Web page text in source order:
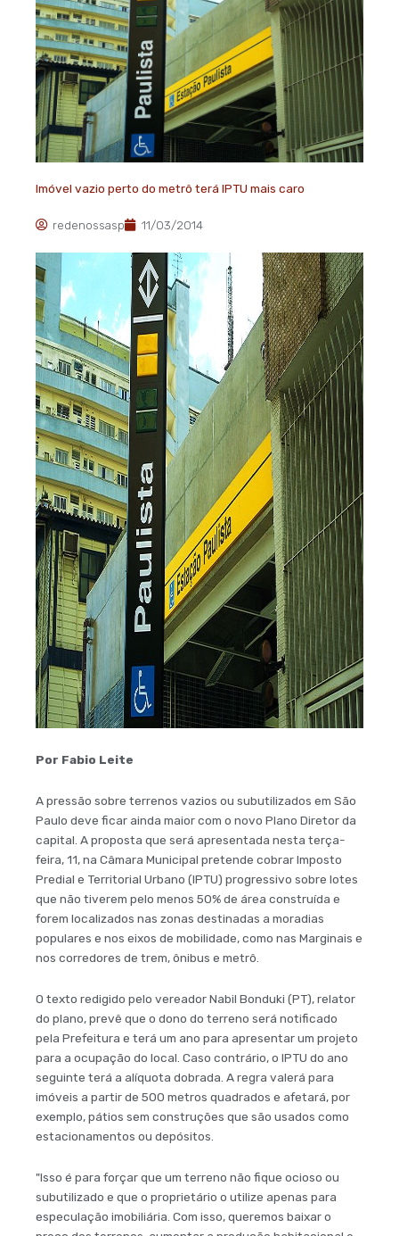
Imóvel vazio perto do metrô terá IPTU mais caro
redenossasp 11/03/2014
Por Fabio Leite
A pressão sobre terrenos vazios ou subutilizados em São
Paulo deve ficar ainda maior com o novo Plano Diretor da
capital. A proposta que será apresentada nesta terça-
feira, 11, na Câmara Municipal pretende cobrar Imposto
Predial e Territorial Urbano (IPTU) progressivo sobre lotes
que não tiverem pelo menos 50% de área construída e
forem localizados nas zonas destinadas a moradias
populares e nos eixos de mobilidade, como nas Marginais e
nos corredores de trem, ônibus e metrô.
O texto redigido pelo vereador Nabil Bonduki (PT), relator
do plano, prevê que o dono do terreno será notificado
pela Prefeitura e terá um ano para apresentar um projeto
para a ocupação do local. Caso contrário, o IPTU do ano
seguinte terá a alíquota dobrada. A regra valerá para
imóveis a partir de 500 metros quadrados e afetará, por
exemplo, pátios sem construções que são usados como
estacionamentos ou depósitos.
"Isso é para forçar que um terreno não fique ocioso ou
subutilizado e que o proprietário o utilize apenas para
especulação imobiliária. Com isso, queremos baixar o